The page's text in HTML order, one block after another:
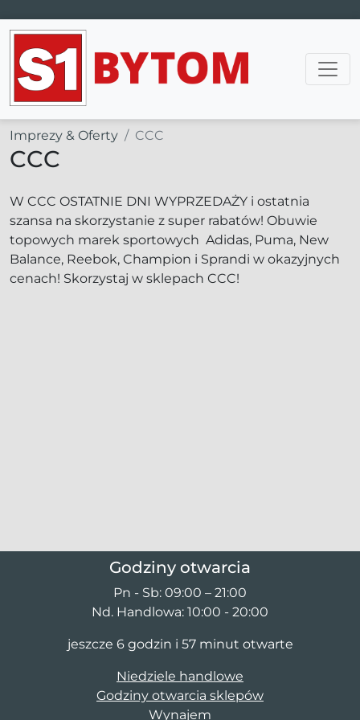
Main Navigation
Imprezy & Oferty CCC
CCC
W CCC OSTATNIE DNI WYPRZEDAŻY i ostatnia
szansa na skorzystanie z super rabatów! Obuwie
topowych marek sportowych Adidas, Puma, New
Balance, Reebok, Champion i Sprandi w okazyjnych
cenach! Skorzystaj w sklepach CCC!
Godziny otwarcia
Pn - Sb: 09:00 – 21:00
Nd. Handlowa: 10:00 - 20:00
jeszcze 6 godzin i 57 minut otwarte
Niedziele handlowe
Godziny otwarcia sklepów
Wynajem